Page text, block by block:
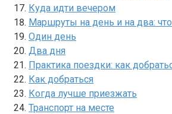
Куда идти вечером
Маршруты на день и на два:
Один день
Два дня
Практика поездки: как
Как добраться
Когда лучше приезжать
Транспорт на месте